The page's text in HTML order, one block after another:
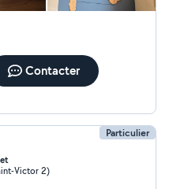
Contacter
Particulier
Victor 2)